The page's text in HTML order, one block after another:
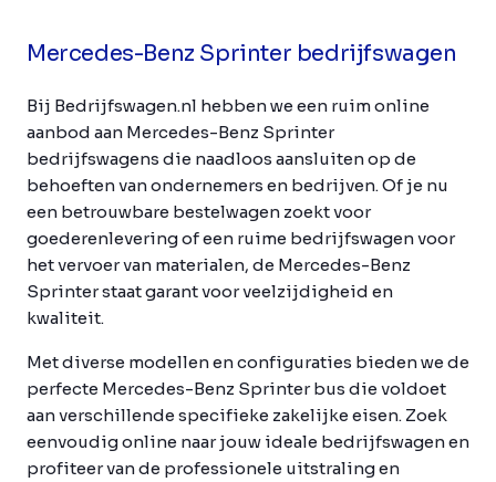
Mercedes-Benz Sprinter bedrijfswagen
Bij Bedrijfswagen.nl hebben we een ruim online
aanbod aan Mercedes-Benz Sprinter
bedrijfswagens die naadloos aansluiten op de
behoeften van ondernemers en bedrijven. Of je nu
een betrouwbare bestelwagen zoekt voor
goederenlevering of een ruime bedrijfswagen voor
het vervoer van materialen, de Mercedes-Benz
Sprinter staat garant voor veelzijdigheid en
kwaliteit.
Met diverse modellen en configuraties bieden we de
perfecte Mercedes-Benz Sprinter bus die voldoet
aan verschillende specifieke zakelijke eisen. Zoek
eenvoudig online naar jouw ideale bedrijfswagen en
profiteer van de professionele uitstraling en